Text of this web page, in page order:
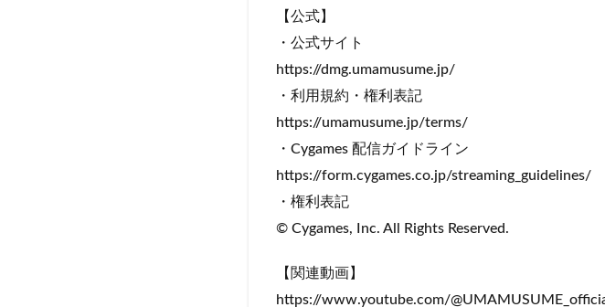
【公式】
・公式サイト
https://dmg.umamusume.jp/
・利用規約・権利表記
https://umamusume.jp/terms/
・Cygames 配信ガイドライン
https://form.cygames.co.jp/streaming_guidelines/
・権利表記
© Cygames, Inc. All Rights Reserved.
【関連動画】
https://www.youtube.com/